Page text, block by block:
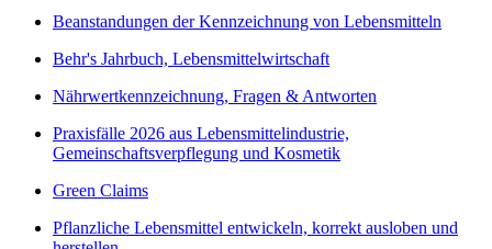
Beanstandungen der Kennzeichnung von Lebensmitteln
Behr's Jahrbuch, Lebensmittelwirtschaft
Nährwertkennzeichnung, Fragen & Antworten
Praxisfälle 2026 aus Lebensmittelindustrie,
Gemeinschaftsverpflegung und Kosmetik
Green Claims
Pflanzliche Lebensmittel entwickeln, korrekt ausloben und